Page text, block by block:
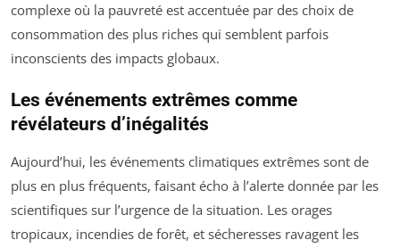
complexe où la pauvreté est accentuée par des choix de
consommation des plus riches qui semblent parfois
inconscients des impacts globaux.
Les événements extrêmes comme
révélateurs d’inégalités
Aujourd’hui, les événements climatiques extrêmes sont de
plus en plus fréquents, faisant écho à l’alerte donnée par les
scientifiques sur l’urgence de la situation. Les orages
tropicaux, incendies de forêt, et sécheresses ravagent les